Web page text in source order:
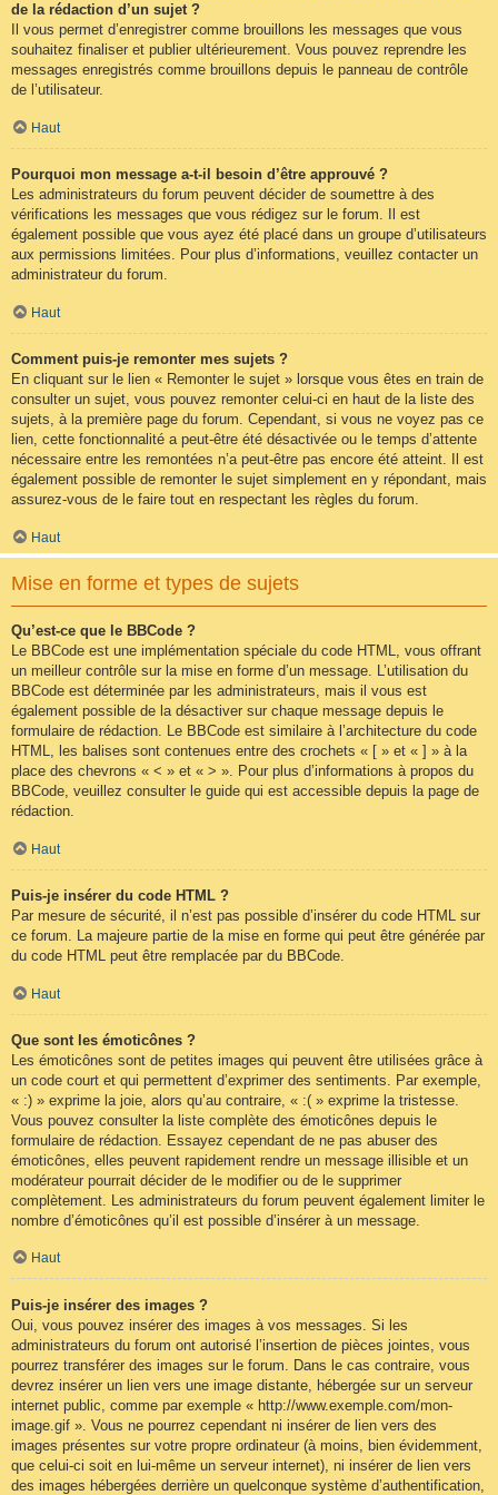
de la rédaction d’un sujet ?
Il vous permet d’enregistrer comme brouillons les messages que vous
souhaitez finaliser et publier ultérieurement. Vous pouvez reprendre les
messages enregistrés comme brouillons depuis le panneau de contrôle
de l’utilisateur.
Haut
Pourquoi mon message a-t-il besoin d’être approuvé ?
Les administrateurs du forum peuvent décider de soumettre à des
vérifications les messages que vous rédigez sur le forum. Il est
également possible que vous ayez été placé dans un groupe d’utilisateurs
aux permissions limitées. Pour plus d’informations, veuillez contacter un
administrateur du forum.
Haut
Comment puis-je remonter mes sujets ?
En cliquant sur le lien « Remonter le sujet » lorsque vous êtes en train de
consulter un sujet, vous pouvez remonter celui-ci en haut de la liste des
sujets, à la première page du forum. Cependant, si vous ne voyez pas ce
lien, cette fonctionnalité a peut-être été désactivée ou le temps d’attente
nécessaire entre les remontées n’a peut-être pas encore été atteint. Il est
également possible de remonter le sujet simplement en y répondant, mais
assurez-vous de le faire tout en respectant les règles du forum.
Haut
Mise en forme et types de sujets
Qu’est-ce que le BBCode ?
Le BBCode est une implémentation spéciale du code HTML, vous offrant
un meilleur contrôle sur la mise en forme d’un message. L’utilisation du
BBCode est déterminée par les administrateurs, mais il vous est
également possible de la désactiver sur chaque message depuis le
formulaire de rédaction. Le BBCode est similaire à l’architecture du code
HTML, les balises sont contenues entre des crochets « [ » et « ] » à la
place des chevrons « < » et « > ». Pour plus d’informations à propos du
BBCode, veuillez consulter le guide qui est accessible depuis la page de
rédaction.
Haut
Puis-je insérer du code HTML ?
Par mesure de sécurité, il n’est pas possible d’insérer du code HTML sur
ce forum. La majeure partie de la mise en forme qui peut être générée par
du code HTML peut être remplacée par du BBCode.
Haut
Que sont les émoticônes ?
Les émoticônes sont de petites images qui peuvent être utilisées grâce à
un code court et qui permettent d’exprimer des sentiments. Par exemple,
« :) » exprime la joie, alors qu’au contraire, « :( » exprime la tristesse.
Vous pouvez consulter la liste complète des émoticônes depuis le
formulaire de rédaction. Essayez cependant de ne pas abuser des
émoticônes, elles peuvent rapidement rendre un message illisible et un
modérateur pourrait décider de le modifier ou de le supprimer
complètement. Les administrateurs du forum peuvent également limiter le
nombre d’émoticônes qu’il est possible d’insérer à un message.
Haut
Puis-je insérer des images ?
Oui, vous pouvez insérer des images à vos messages. Si les
administrateurs du forum ont autorisé l’insertion de pièces jointes, vous
pourrez transférer des images sur le forum. Dans le cas contraire, vous
devrez insérer un lien vers une image distante, hébergée sur un serveur
internet public, comme par exemple « http://www.exemple.com/mon-
image.gif ». Vous ne pourrez cependant ni insérer de lien vers des
images présentes sur votre propre ordinateur (à moins, bien évidemment,
que celui-ci soit en lui-même un serveur internet), ni insérer de lien vers
des images hébergées derrière un quelconque système d’authentification,